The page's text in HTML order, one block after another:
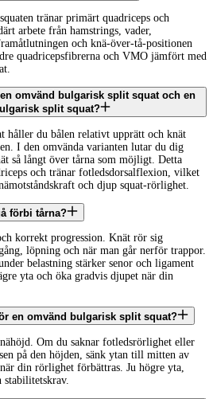
tränar primärt quadriceps och
arbete från hamstrings, vader,
och knä-över-tå-positionen
quadricepsfibrerna och VMO jämfört med
omvänd bulgarisk split squat och en
split squat?
håller du bålen relativt upprätt och knät
I den omvända varianten lutar du dig
så långt över tårna som möjligt. Detta
och tränar fotledsdorsalflexion, vilket
och djup squat-rörlighet.
förbi tårna?
korrekt progression. Knät rör sig
löpning och när man går nerför trappor.
belastning stärker senor och ligament
yta och öka gradvis djupet när din
en omvänd bulgarisk split squat?
Om du saknar fotledsrörlighet eller
på den höjden, sänk ytan till mitten av
din rörlighet förbättras. Ju högre yta,
stabilitetskrav.